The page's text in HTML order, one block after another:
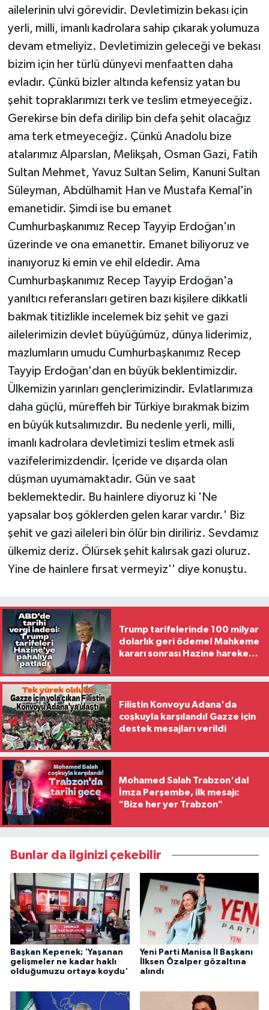
ailelerinin ulvi görevidir. Devletimizin bekası için
yerli, milli, imanlı kadrolara sahip çıkarak yolumuza
devam etmeliyiz. Devletimizin geleceği ve bekası
bizim için her türlü dünyevi menfaatten daha
evladır. Çünkü bizler altında kefensiz yatan bu
şehit topraklarımızı terk ve teslim etmeyeceğiz.
Gerekirse bin defa dirilip bin defa şehit olacağız
ama terk etmeyeceğiz. Çünkü Anadolu bize
atalarımız Alparslan, Melikşah, Osman Gazi, Fatih
Sultan Mehmet, Yavuz Sultan Selim, Kanuni Sultan
Süleyman, Abdülhamit Han ve Mustafa Kemal'in
emanetidir. Şimdi ise bu emanet
Cumhurbaşkanımız Recep Tayyip Erdoğan'ın
üzerinde ve ona emanettir. Emanet biliyoruz ve
inanıyoruz ki emin ve ehil eldedir. Ama
Cumhurbaşkanımız Recep Tayyip Erdoğan'a
yanıltıcı referansları getiren bazı kişilere dikkatli
bakmak titizlikle incelemek biz şehit ve gazi
ailelerimizin devlet büyüğümüz, dünya liderimiz,
mazlumların umudu Cumhurbaşkanımız Recep
Tayyip Erdoğan'dan en büyük beklentimizdir.
Ülkemizin yarınları gençlerimizindir. Evlatlarımıza
daha güçlü, müreffeh bir Türkiye bırakmak bizim
en büyük kutsalımızdır. Bu nedenle yerli, milli,
imanlı kadrolara devletimizi teslim etmek asli
vazifelerimizdendir. İçeride ve dışarda olan
düşman uyumamaktadır. Gün ve saat
beklemektedir. Bu hainlere diyoruz ki 'Ne
yapsalar boş göklerden gelen karar vardır.' Biz
şehit ve gazi aileleri bin ölür bin diriliriz. Sevdamız
ülkemiz deriz. Ölürsek şehit kalırsak gazi oluruz.
Yine de hainlere fırsat vermeyiz'' diye konuştu.
Trump tarifelerinde 100 milyar
dolarlık geri ödeme! Mahkeme
kararı sonrası Hazine harekete
Filistin Konvoyu Adana'da
coşkuyla karşılandı! Gazze için
destek mesajları verildi
Mohamed Salah Trabzon'da!
İmza Perşembe, ilk mesajı:
"Bize her yer Trabzon"
Bunlar da ilginizi çekebilir
Başkan Kepenek; 'Yaşanan
gelişmeler ne kadar haklı
olduğumuzu ortaya koydu'
Yeni Parti Manisa İl Başkanı
İlksen Özalper gözaltına
alındı